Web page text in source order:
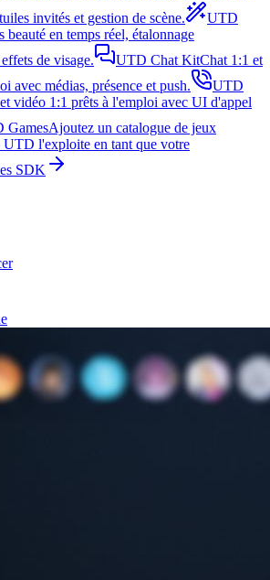
invités et gestion de scène.
UTD
beauté en temps réel, étalonnage
de visage.
UTD Chat KitChat 1:1 et
avec médias, présence et push.
UTD
vidéo 1:1 prêts à l'emploi avec UI d'appel
GamesAjoutez un catalogue de jeux
l'exploite en tant que votre
SDK